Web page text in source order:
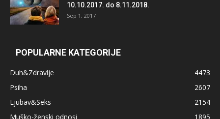
10.10.2017. do 8.11.2018.
Sep 1, 2017
POPULARNE KATEGORIJE
Duh&Zdravlje
4473
Psiha
2607
Ljubav&Seks
2154
Muško-ženski odnosi
1895